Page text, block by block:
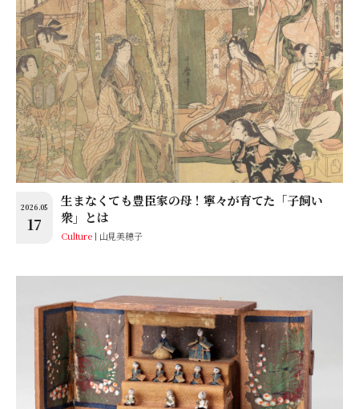
2026.05
17
生まなくても豊臣家の母！寧々が育てた「子飼い
衆」とは
Culture 山見美穂子